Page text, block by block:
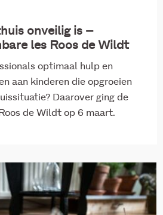
onveilig is –
les Roos de Wildt
optimaal hulp en
aan kinderen die opgroeien
Daarover ging de
de Wildt op 6 maart.